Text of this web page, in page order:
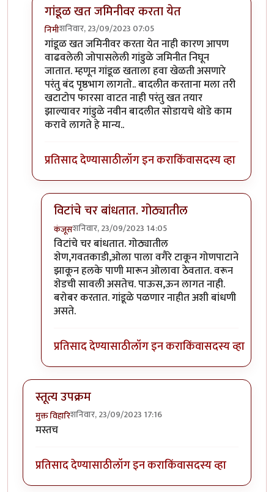
गांडूळ खत जमिनीवर करता येत
निमीशनिवार, 23/09/2023 07:05
In reply toशेतकरी एका बाजूला शेड काढूनbyकंजूस
गांडूळ खत जमिनीवर करता येत नाही कारण आपण
वाढवलेली जोपासलेली गांडुळे जमिनीत निघून
जातात. म्हणून गांडूळ खताला हवा खेळती असणारे
परंतु बंद पृष्ठभाग लागतो.. बादलीत करताना मला तरी
खटाटोप फारसा वाटत नाही परंतु खत तयार
झाल्यावर गांडुळे नवीन बादलीत सोडायचे थोडे काम
करावे लागते हे मान्य..
प्रतिसाद देण्यासाठीलॉग इन कराकिंवासदस्य व्हा
विटांचे चर बांधतात. गोठ्यातील
कंजूसशनिवार, 23/09/2023 14:05
In reply toगांडूळ खत जमिनीवर करता येत
विटांचे चर बांधतात. गोठ्यातील
शेण,गवतकाडी,ओला पाला वगैरे टाकून गोणपाटाने
झाकून हलके पाणी मारून ओलावा ठेवतात. वरून
शेडची सावली असतेच. पाऊस,ऊन लागत नाही.
बरोबर करतात. गांडूळे पळणार नाहीत अशी बांधणी
असते.
प्रतिसाद देण्यासाठीलॉग इन कराकिंवासदस्य व्हा
स्तूत्य उपक्रम
मुक्त विहारिशनिवार, 23/09/2023 17:16
मस्तच
प्रतिसाद देण्यासाठीलॉग इन कराकिंवासदस्य व्हा